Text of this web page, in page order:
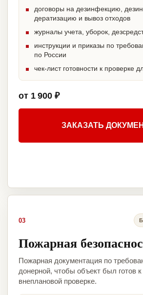
договоры на дезинфекцию,
дератизацию и вывоз отходов
журналы учета, уборок,
инструкции и приказы по
по России
чек-лист готовности к проверке
от 1 900 ₽
ЗАКАЗАТЬ
03
Пожарная
Пожарная документация по
донерной, чтобы объект был готов
внеплановой проверке.